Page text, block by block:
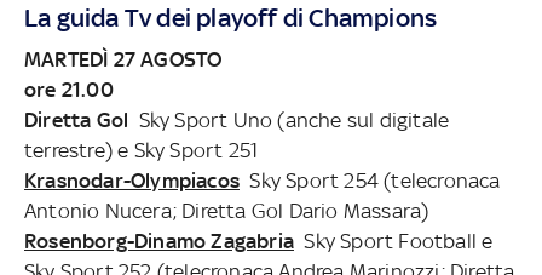
La guida Tv dei playoff di Champions
MARTEDÌ 27 AGOSTO
ore 21.00
Diretta Gol Sky Sport Uno (anche sul digitale
terrestre) e Sky Sport 251
Krasnodar-Olympiacos Sky Sport 254 (telecronaca
Antonio Nucera; Diretta Gol Dario Massara)
Rosenborg-Dinamo Zagabria Sky Sport Football e